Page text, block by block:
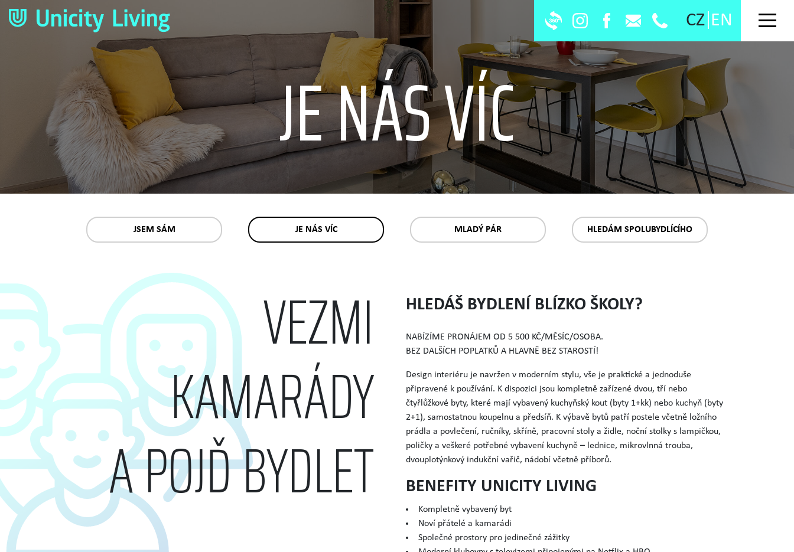
CZ EN
JE NÁS VÍC
JSEM SÁM JE NÁS VÍC MLADÝ PÁR HLEDÁM SPOLUBYDLÍCÍHO
VEZMI
KAMARÁDY
A POJĎ BYDLET
HLEDÁŠ BYDLENÍ BLÍZKO ŠKOLY?
NABÍZÍME PRONÁJEM OD 5 500 KČ/MĚSÍC/OSOBA.
BEZ DALŠÍCH POPLATKŮ A HLAVNĚ BEZ STAROSTÍ!
Design interiéru je navržen v moderním stylu, vše je praktické a jednoduše
připravené k používání. K dispozici jsou kompletně zařízené dvou, tří nebo
čtyřlůžkové byty, které mají vybavený kuchyňský kout (byty 1+kk) nebo kuchyň (byty
2+1), samostatnou koupelnu a předsíň. K výbavě bytů patří postele včetně ložního
prádla a povlečení, ručníky, skříně, pracovní stoly a židle, noční stolky s lampičkou,
poličky a veškeré potřebné vybavení kuchyně – lednice, mikrovlnná trouba,
dvouplotýnkový indukční vařič, nádobí včetně příborů.
BENEFITY UNICITY LIVING
Kompletně vybavený byt
Noví přátelé a kamarádi
Společné prostory pro jedinečné zážitky